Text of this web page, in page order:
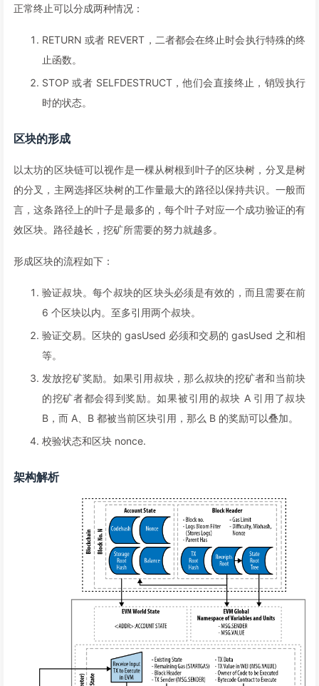
正常终止可以分成两种情况：
RETURN 或者 REVERT，二者都会在终止时会执行特殊的终
止函数。
STOP 或者 SELFDESTRUCT，他们会直接终止，销毁执行
时的状态。
区块的形成
以太坊的区块链可以视作是一棵从树根到叶子的区块树，分叉是树
的分叉，主网选择区块树的工作量最大的路径以保持共识。一般而
言，这条路径上的叶子是最多的，每个叶子对应一个成功验证的有
效区块。路径越长，挖矿所需要的努力就越多。
形成区块的流程如下：
验证叔块。每个叔块的区块头必须是有效的，而且需要在前
6 个区块以内。至多引用两个叔块。
验证交易。区块的 gasUsed 必须和交易的 gasUsed 之和相
等。
发放挖矿奖励。如果引用叔块，那么叔块的挖矿者和当前块
的挖矿者都会得到奖励。如果被引用的叔块 A 引用了叔块
B，而 A、B 都被当前区块引用，那么 B 的奖励可以叠加。
校验状态和区块 nonce.
架构解析